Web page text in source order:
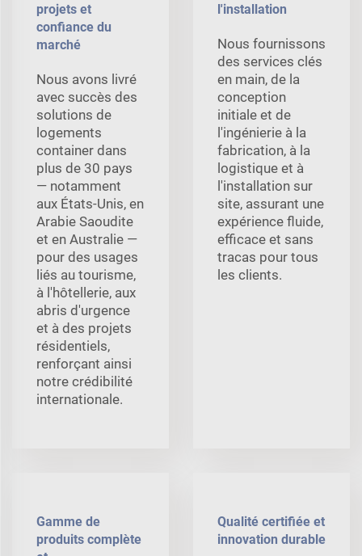
projets et
confiance du
marché
Nous avons livré
avec succès des
solutions de
logements
container dans
plus de 30 pays
— notamment
aux États-Unis, en
Arabie Saoudite
et en Australie —
pour des usages
liés au tourisme,
à l'hôtellerie, aux
abris d'urgence
et à des projets
résidentiels,
renforçant ainsi
notre crédibilité
internationale.
l'installation
Nous fournissons
des services clés
en main, de la
conception
initiale et de
l'ingénierie à la
fabrication, à la
logistique et à
l'installation sur
site, assurant une
expérience fluide,
efficace et sans
tracas pour tous
les clients.
Gamme de
produits complète
Qualité certifiée et
innovation durable